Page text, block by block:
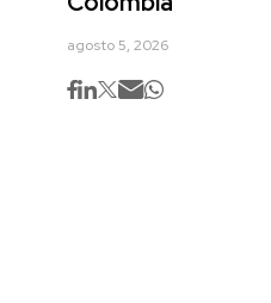
agosto 5, 2026